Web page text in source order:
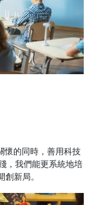
懷的同時，善用科技
，我們能更系統地培
新局。